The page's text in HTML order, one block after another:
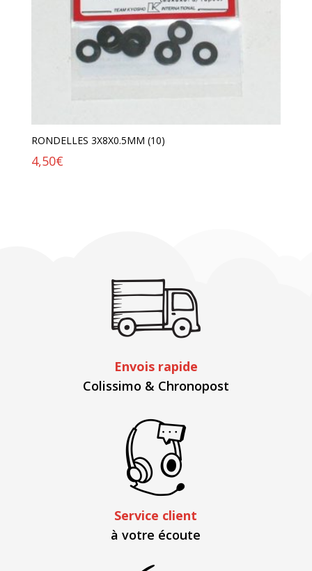
RONDELLES 3X8X0.5MM (10)
4,50€
Envois rapide
Colissimo & Chronopost
Service client
à votre écoute